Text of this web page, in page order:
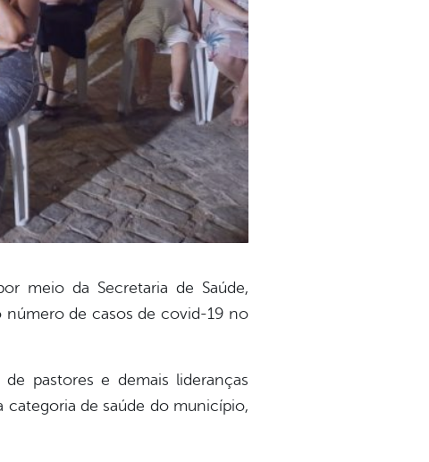
meio da Secretaria de Saúde,
número de casos de covid-19 no
pastores e demais lideranças
categoria de saúde do município,